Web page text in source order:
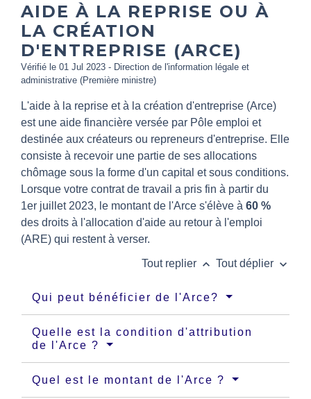
AIDE À LA REPRISE OU À
LA CRÉATION
D'ENTREPRISE (ARCE)
Vérifié le 01 Jul 2023 - Direction de l'information légale et
administrative (Première ministre)
L'aide à la reprise et à la création d'entreprise (Arce)
est une aide financière versée par Pôle emploi et
destinée aux créateurs ou repreneurs d'entreprise. Elle
consiste à recevoir une partie de ses allocations
chômage sous la forme d'un capital et sous conditions.
Lorsque votre contrat de travail a pris fin à partir du
1er juillet 2023, le montant de l'Arce s'élève à 60 %
des droits à l'allocation d'aide au retour à l'emploi
(ARE) qui restent à verser.
Tout replier keyboard_arrow_up Tout déplier keyboard_arrow_down
Qui peut bénéficier de l'Arce?
Quelle est la condition d'attribution
de l'Arce ?
Quel est le montant de l'Arce ?